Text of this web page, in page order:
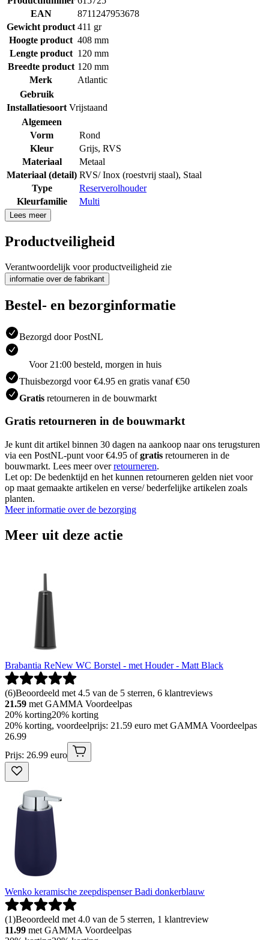
EAN
8711247953678
Gewicht product 411 gr
Hoogte product 408 mm
Lengte product 120 mm
Breedte product 120 mm
Merk
Atlantic
Gebruik
Installatiesoort Vrijstaand
Algemeen
Vorm
Rond
Kleur
Grijs, RVS
Materiaal
Metaal
Materiaal (detail) RVS/ Inox (roestvrij staal), Staal
Type
Reserverolhouder
Kleurfamilie
Multi
Lees meer
Productveiligheid
Verantwoordelijk voor productveiligheid zie
informatie over de fabrikant
Bestel- en bezorginformatie
Bezorgd door PostNL
Voor 21:00 besteld, morgen in huis
Thuisbezorgd voor €4.95 en gratis vanaf €50
Gratis retourneren in de bouwmarkt
Gratis retourneren in de bouwmarkt
Je kunt dit artikel binnen 30 dagen na aankoop naar ons terugsturen
via een PostNL-punt voor €4.95 ofgratis retourneren in de
bouwmarkt. Lees meer overretourneren.
Let op: De bedenktijd en het kunnen retourneren gelden niet voor
op maat gemaakte artikelen en verse/ bederfelijke artikelen zoals
planten.
Meer informatie over de bezorging
Meer uit deze actie
Brabantia ReNew WC Borstel - met Houder - Matt Black
(6)Beoordeeld met 4.5 van de 5 sterren, 6 klantreviews
21.59 met GAMMA Voordeelpas
20% korting20% korting
20% korting, voordeelprijs: 21.59 euro met GAMMA Voordeelpas
26.99
Prijs: 26.99 euro
Wenko keramische zeepdispenser Badi donkerblauw
(1)Beoordeeld met 4.0 van de 5 sterren, 1 klantreview
11.99 met GAMMA Voordeelpas